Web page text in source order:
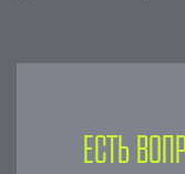
Есть